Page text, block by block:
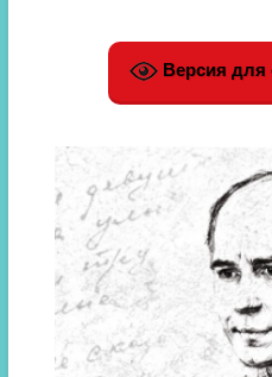
Версия для